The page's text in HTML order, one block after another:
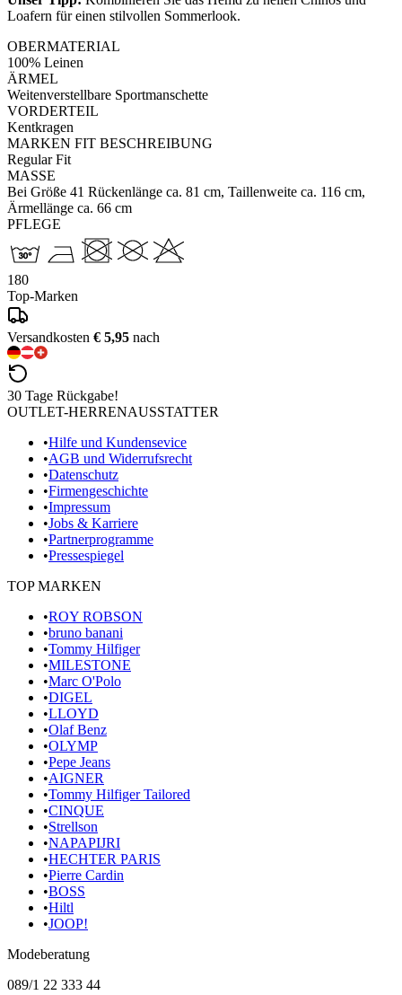
Loafern für einen stilvollen Sommerlook.
OBERMATERIAL
100% Leinen
ÄRMEL
Weitenverstellbare Sportmanschette
VORDERTEIL
Kentkragen
MARKEN FIT BESCHREIBUNG
Regular Fit
MASSE
Bei Größe 41 Rückenlänge ca. 81 cm, Taillenweite ca. 116 cm,
Ärmellänge ca. 66 cm
PFLEGE
180
Top-Marken
Versandkosten € 5,95 nach
30 Tage Rückgabe!
OUTLET-HERRENAUSSTATTER
•Hilfe und Kundensevice
•AGB und Widerrufsrecht
•Datenschutz
•Firmengeschichte
•Impressum
•Jobs & Karriere
•Partnerprogramme
•Pressespiegel
TOP MARKEN
•ROY ROBSON
•bruno banani
•Tommy Hilfiger
•MILESTONE
•Marc O'Polo
•DIGEL
•LLOYD
•Olaf Benz
•OLYMP
•Pepe Jeans
•AIGNER
•Tommy Hilfiger Tailored
•CINQUE
•Strellson
•NAPAPIJRI
•HECHTER PARIS
•Pierre Cardin
•BOSS
•Hiltl
•JOOP!
Modeberatung
089/1 22 333 44